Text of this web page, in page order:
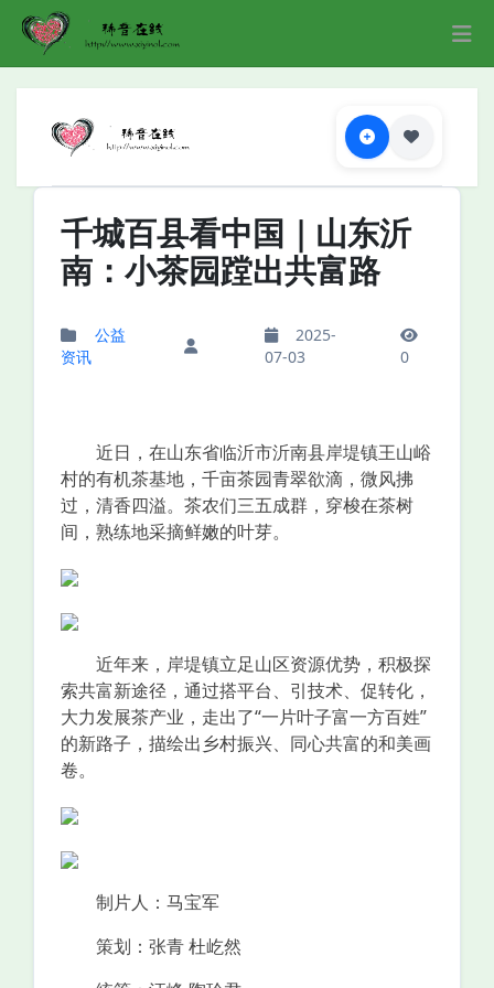
千城百县看中国｜山东沂
南：小茶园蹚出共富路
公益
资讯
2025-
07-03
0
近日，在山东省临沂市沂南县岸堤镇王山峪
村的有机茶基地，千亩茶园青翠欲滴，微风拂
过，清香四溢。茶农们三五成群，穿梭在茶树
间，熟练地采摘鲜嫩的叶芽。
近年来，岸堤镇立足山区资源优势，积极探
索共富新途径，通过搭平台、引技术、促转化，
大力发展茶产业，走出了“一片叶子富一方百姓”
的新路子，描绘出乡村振兴、同心共富的和美画
卷。
制片人：马宝军
策划：张青 杜屹然